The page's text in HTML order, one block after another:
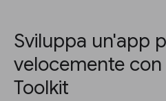
Sviluppa un'app
velocemente
Toolkit